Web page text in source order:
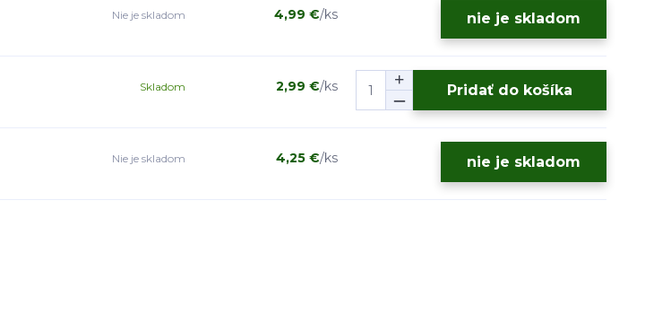
4,99 €/ks
Nie je skladom nie je skladom
2,99 €/ks
Skladom Pridať do košíka
4,25 €/ks
Nie je skladom nie je skladom